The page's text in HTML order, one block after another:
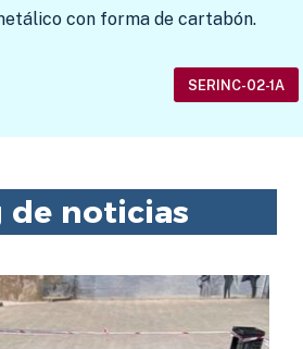
con forma de cartabón.
SERINC-02-1A
de noticias